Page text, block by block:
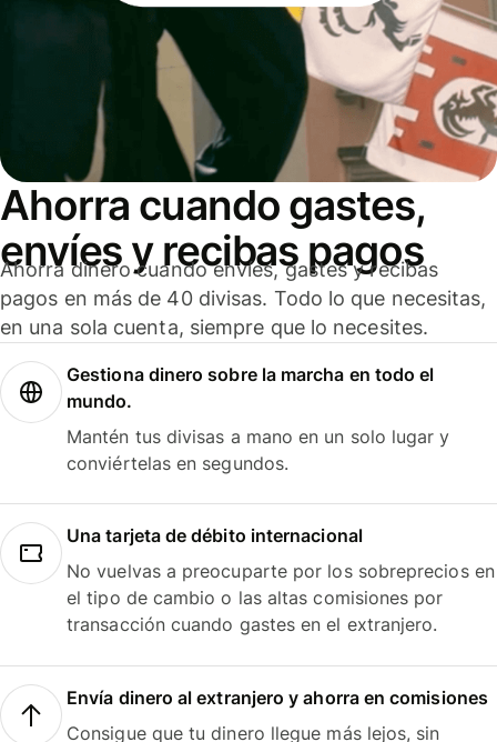
Ahorra cuando gastes,
envíes y recibas pagos
Ahorra dinero cuando envíes, gastes y recibas
pagos en más de 40 divisas. Todo lo que necesitas,
en una sola cuenta, siempre que lo necesites.
Gestiona dinero sobre la marcha en todo el
mundo.
Mantén tus divisas a mano en un solo lugar y
conviértelas en segundos.
Una tarjeta de débito internacional
No vuelvas a preocuparte por los sobreprecios en
el tipo de cambio o las altas comisiones por
transacción cuando gastes en el extranjero.
Envía dinero al extranjero y ahorra en comisiones
Consigue que tu dinero llegue más lejos, sin